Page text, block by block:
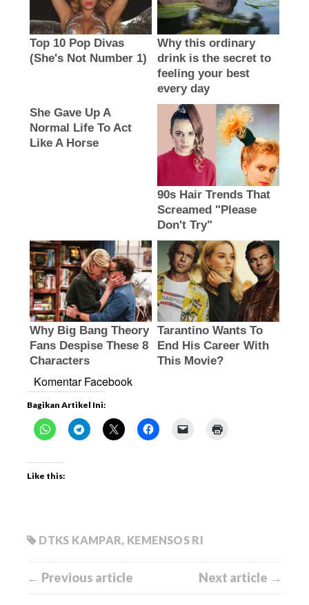
Komentar Facebook
Bagikan Artikel Ini:
Like this:
DTKS KAMPAR, KEMENSOS RI
← Previous article Next article →